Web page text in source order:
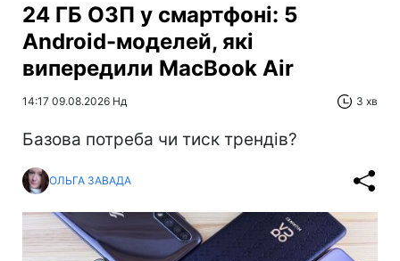
24 ГБ ОЗП у смартфоні: 5
Android-моделей, які
випередили MacBook Air
14:17 09.08.2026 Нд 3 хв
Базова потреба чи тиск трендів?
ОЛЬГА ЗАВАДА